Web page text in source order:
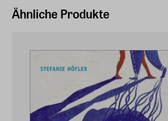
Ähnliche Produkte